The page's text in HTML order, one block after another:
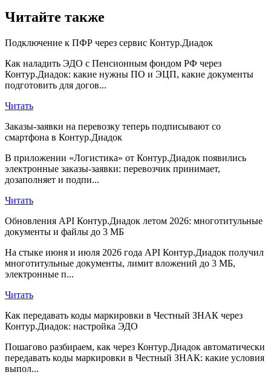
Читайте также
Подключение к ПФР через сервис Контур.Диадок
Как наладить ЭДО с Пенсионным фондом РФ через
Контур.Диадок: какие нужны ПО и ЭЦП, какие документы
подготовить для догов...
Читать
Заказы-заявки на перевозку теперь подписывают со
смартфона в Контур.Диадок
В приложении «Логистика» от Контур.Диадок появились
электронные заказы-заявки: перевозчик принимает,
дозаполняет и подпи...
Читать
Обновления API Контур.Диадок летом 2026: многотитульные
документы и файлы до 3 МБ
На стыке июня и июля 2026 года API Контур.Диадок получил
многотитульные документы, лимит вложений до 3 МБ,
электронные п...
Читать
Как передавать коды маркировки в Честный ЗНАК через
Контур.Диадок: настройка ЭДО
Пошагово разбираем, как через Контур.Диадок автоматически
передавать коды маркировки в Честный ЗНАК: какие условия
выпол...